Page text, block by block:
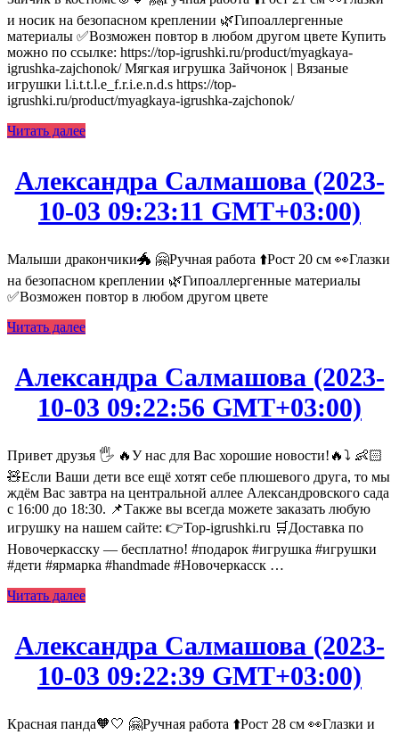
и носик на безопасном креплении 🌿Гипоаллергенные
материалы ✅Возможен повтор в любом другом цвете Купить
можно по ссылке: https://top-igrushki.ru/product/myagkaya-
igrushka-zajchonok/ Мягкая игрушка Зайчонок | Вязаные
игрушки l.i.t.t.l.e_f.r.i.e.n.d.s https://top-
igrushki.ru/product/myagkaya-igrushka-zajchonok/
Читать далее
Александра Салмашова (2023-
10-03 09:23:11 GMT+03:00)
Малыши дракончики🐲 🤗Ручная работа ⬆️Рост 20 см 👀Глазки
на безопасном креплении 🌿Гипоаллергенные материалы
✅Возможен повтор в любом другом цвете
Читать далее
Александра Салмашова (2023-
10-03 09:22:56 GMT+03:00)
Привет друзья 🖐️ 🔥У нас для Вас хорошие новости!🔥⤵️ 👶🏻
🧸Если Ваши дети все ещё хотят себе плюшевого друга, то мы
ждём Вас завтра на центральной аллее Александровского сада
с 16:00 до 18:30. 📌Также вы всегда можете заказать любую
игрушку на нашем сайте: 👉Top-igrushki.ru 🛒Доставка по
Новочеркасску — бесплатно! #подарок #игрушка #игрушки
#дети #ярмарка #handmade #Новочеркасск …
Читать далее
Александра Салмашова (2023-
10-03 09:22:39 GMT+03:00)
Красная панда🧡🤍 🤗Ручная работа ⬆️Рост 28 см 👀Глазки и